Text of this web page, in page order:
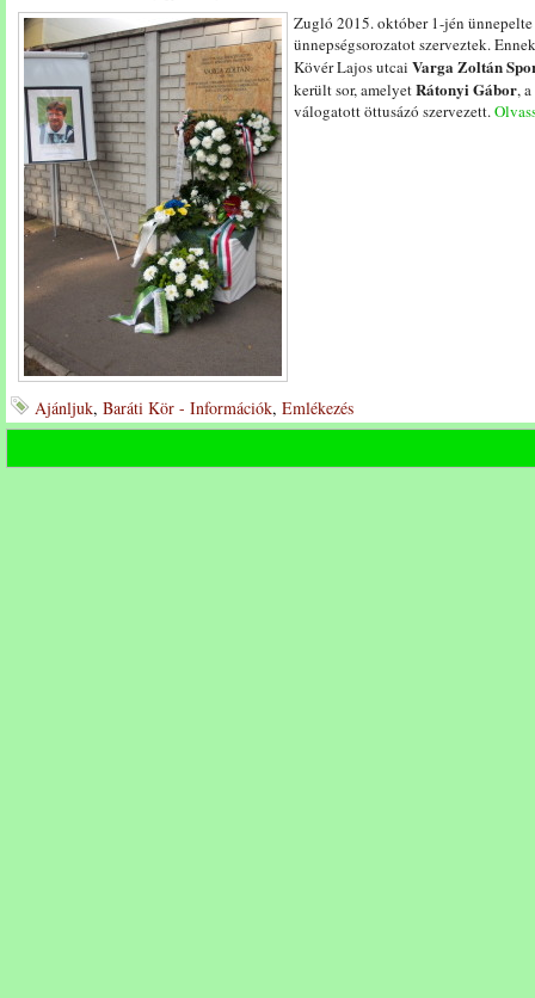
Zugló 2015. október 1-jén
ünnepségsorozatot szerveztek.
Kövér Lajos utcai Varga Zoltán
került sor, amelyetRátonyi Gábor,
válogatott öttusázó szervezett.
Ajánljuk, Baráti Kör - Információk, Emlékezés